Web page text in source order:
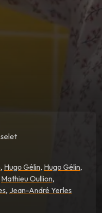
, Hugo Gélin, Hugo Gélin,
Mathieu Oullion,
, Jean-André Yerles